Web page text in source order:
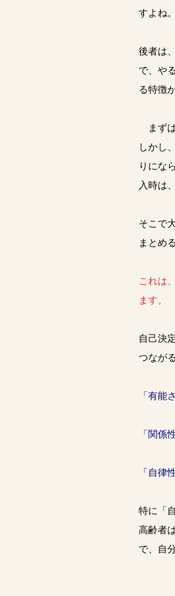
すよね。
後者は
で、や
る特徴
まずは
しかし
りにな
入時は
そこで
まとめ
これは
ます。
自己決
つなが
「有能
「関係
「自律
特に「
高齢者
で、自